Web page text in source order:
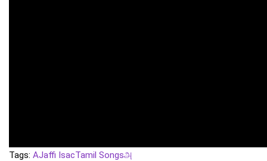
Tags: AJaffi IsacTamil Songsஅ